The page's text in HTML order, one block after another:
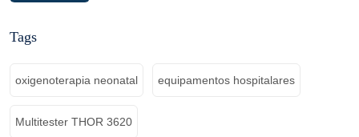
Tags
oxigenoterapia neonatal equipamentos hospitalares
Multitester THOR 3620